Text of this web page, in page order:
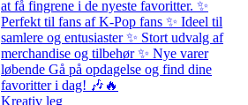
at få fingrene i de nyeste favoritter. ✨
Perfekt til fans af K-Pop fans ✨ Ideel til
samlere og entusiaster ✨ Stort udvalg af
merchandise og tilbehør ✨ Nye varer
løbende Gå på opdagelse og find dine
favoritter i dag! 🎶🔥
Kreativ leg